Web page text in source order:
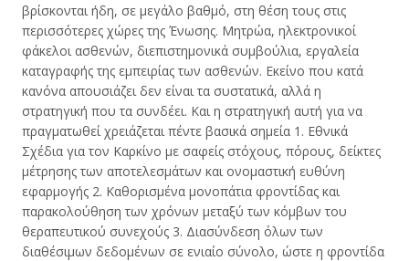
βρίσκονται ήδη, σε μεγάλο βαθμό, στη θέση τους στις
περισσότερες χώρες της Ένωσης. Μητρώα, ηλεκτρονικοί
φάκελοι ασθενών, διεπιστημονικά συμβούλια, εργαλεία
καταγραφής της εμπειρίας των ασθενών. Εκείνο που κατά
κανόνα απουσιάζει δεν είναι τα συστατικά, αλλά η
στρατηγική που τα συνδέει. Και η στρατηγική αυτή για να
πραγματωθεί χρειάζεται πέντε βασικά σημεία 1. Εθνικά
Σχέδια για τον Καρκίνο με σαφείς στόχους, πόρους, δείκτες
μέτρησης των αποτελεσμάτων και ονομαστική ευθύνη
εφαρμογής 2. Καθορισμένα μονοπάτια φροντίδας και
παρακολούθηση των χρόνων μεταξύ των κόμβων του
θεραπευτικού συνεχούς 3. Διασύνδεση όλων των
διαθέσιμων δεδομένων σε ενιαίο σύνολο, ώστε η φροντίδα